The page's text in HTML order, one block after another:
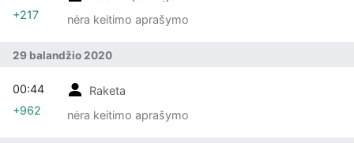
nėra keitimo aprašymo
+217
29 balandžio 2020
Raketa
nėra keitimo aprašymo
00:44
+962